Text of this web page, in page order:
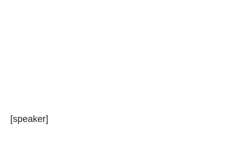
[speaker]